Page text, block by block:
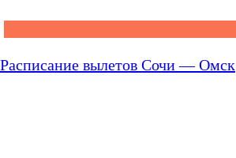
Расписание вылетов Сочи — Омск